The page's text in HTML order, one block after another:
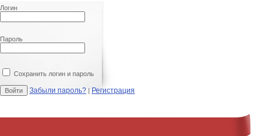
Логин
Пароль
Сохранить логин и пароль
Забыли пароль? | Регистрация